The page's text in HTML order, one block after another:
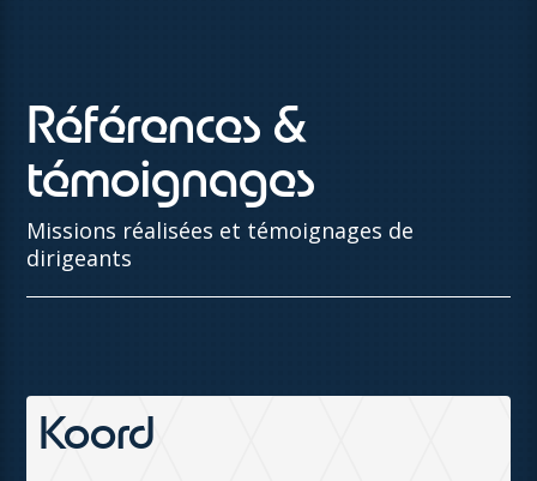
Références &
témoignages
Missions réalisées et témoignages de
dirigeants
Koord